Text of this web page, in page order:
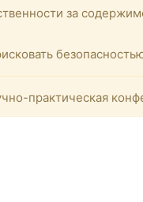
за
практическая